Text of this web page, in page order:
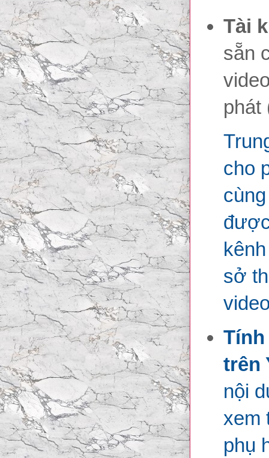
Tài
sẵn
phát
cho
sở
trên
nội
xem
phụ